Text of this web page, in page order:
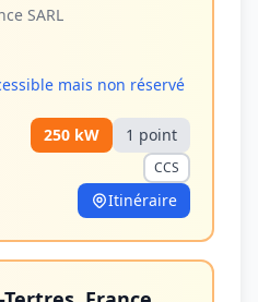
SARL
mais non réservé
250 kW 1 point
CCS
Itinéraire